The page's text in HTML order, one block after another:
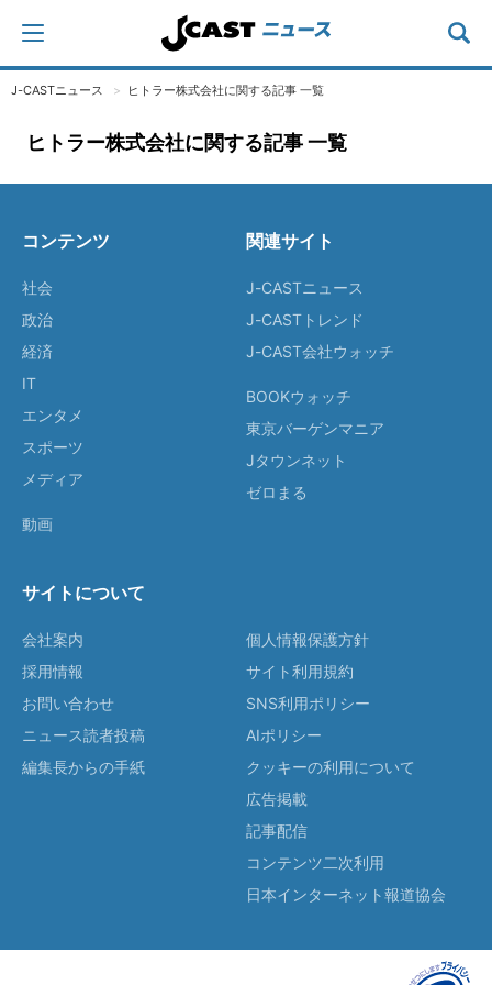
J-CASTニュース ヒトラー株式会社に関する記事 一覧
ヒトラー株式会社に関する記事 一覧
コンテンツ
社会
政治
経済
IT
エンタメ
スポーツ
メディア
動画
関連サイト
J-CASTニュース
J-CASTトレンド
J-CAST会社ウォッチ
BOOKウォッチ
東京バーゲンマニア
Jタウンネット
ゼロまる
サイトについて
会社案内
採用情報
お問い合わせ
ニュース読者投稿
編集長からの手紙
個人情報保護方針
サイト利用規約
SNS利用ポリシー
AIポリシー
クッキーの利用について
広告掲載
記事配信
コンテンツ二次利用
日本インターネット報道協会